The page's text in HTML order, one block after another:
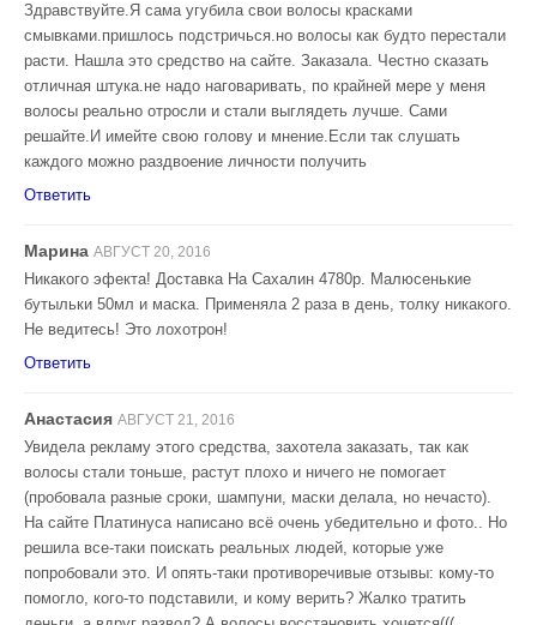
Здравствуйте.Я сама угубила свои волосы красками
смывками.пришлось подстричься.но волосы как будто перестали
расти. Нашла это средство на сайте. Заказала. Честно сказать
отличная штука.не надо наговаривать, по крайней мере у меня
волосы реально отросли и стали выглядеть лучше. Сами
решайте.И имейте свою голову и мнение.Если так слушать
каждого можно раздвоение личности получить
Ответить
Марина АВГУСТ 20, 2016
Никакого эфекта! Доставка На Сахалин 4780р. Малюсенькие
бутыльки 50мл и маска. Применяла 2 раза в день, толку никакого.
Не ведитесь! Это лохотрон!
Ответить
Анастасия АВГУСТ 21, 2016
Увидела рекламу этого средства, захотела заказать, так как
волосы стали тоньше, растут плохо и ничего не помогает
(пробовала разные сроки, шампуни, маски делала, но нечасто).
На сайте Платинуса написано всё очень убедительно и фото.. Но
решила все-таки поискать реальных людей, которые уже
попробовали это. И опять-таки противоречивые отзывы: кому-то
помогло, кого-то подставили, и кому верить? Жалко тратить